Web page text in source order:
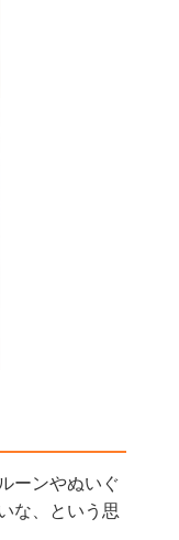
ーンやぬいぐ
な、という思